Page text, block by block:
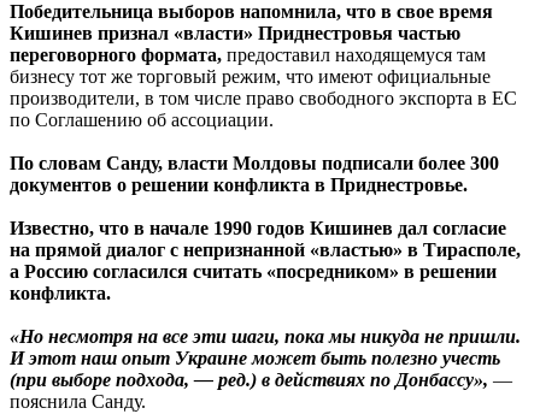
Победительница выборов напомнила, что в свое время
Кишинев признал «власти» Приднестровья частью
переговорного формата, предоставил находящемуся там
бизнесу тот же торговый режим, что имеют официальные
производители, в том числе право свободного экспорта в ЕС
по Соглашению об ассоциации.
По словам Санду, власти Молдовы подписали более 300
документов о решении конфликта в Приднестровье.
Известно, что в начале 1990 годов Кишинев дал согласие
на прямой диалог с непризнанной «властью» в Тирасполе,
а Россию согласился считать «посредником» в решении
конфликта.
«Но несмотря на все эти шаги, пока мы никуда не пришли.
И этот наш опыт Украине может быть полезно учесть
(при выборе подхода, — ред.) в действиях по Донбассу», —
пояснила Санду.